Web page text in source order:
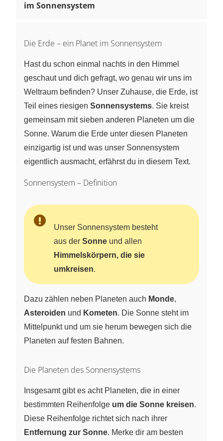
im Sonnensystem
Die Erde – ein Planet im Sonnensystem
Hast du schon einmal nachts in den Himmel
geschaut und dich gefragt, wo genau wir uns im
Weltraum befinden? Unser Zuhause, die Erde, ist
Teil eines riesigen Sonnensystems. Sie kreist
gemeinsam mit sieben anderen Planeten um die
Sonne. Warum die Erde unter diesen Planeten
einzigartig ist und was unser Sonnensystem
eigentlich ausmacht, erfährst du in diesem Text.
Sonnensystem – Definition
Unser Sonnensystem besteht
aus der Sonne und allen
Himmelskörpern, die sie
umkreisen.
Dazu zählen neben Planeten auch Monde,
Asteroiden und Kometen. Die Sonne steht im
Mittelpunkt und um sie herum bewegen sich die
Planeten auf festen Bahnen.
Die Planeten des Sonnensystems
Insgesamt gibt es acht Planeten, die in einer
bestimmten Reihenfolge um die Sonne kreisen.
Diese Reihenfolge richtet sich nach ihrer
Entfernung zur Sonne. Merke dir am besten